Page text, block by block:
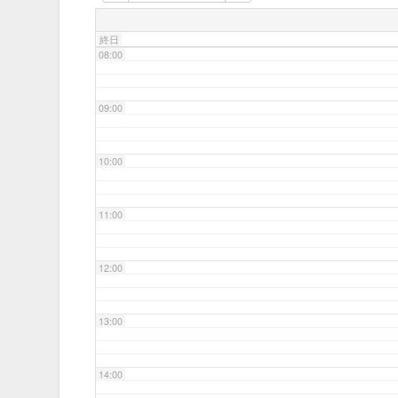
終日
08:00
09:00
10:00
11:00
12:00
13:00
14:00